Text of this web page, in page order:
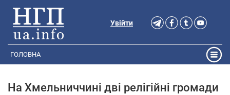
Увійти
ГОЛОВНА
На Хмельниччині дві релігійні громади